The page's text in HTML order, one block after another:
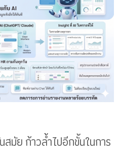
มัย ก้าวล้ำไปอีกขั้นในการ